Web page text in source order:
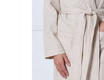
Cadeaubon